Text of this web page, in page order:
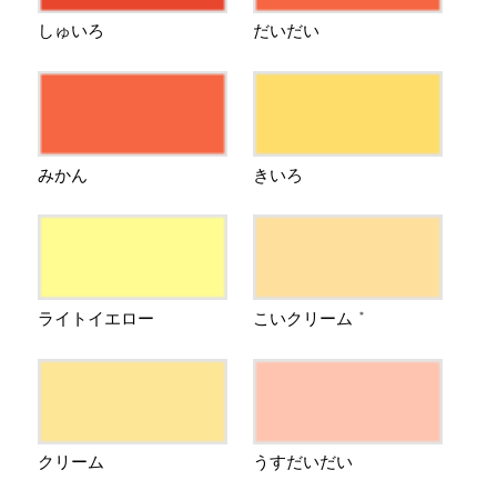
しゅいろ だいだい
みかん きいろ
ライトイエロー こいクリーム ＊
クリーム うすだいだい